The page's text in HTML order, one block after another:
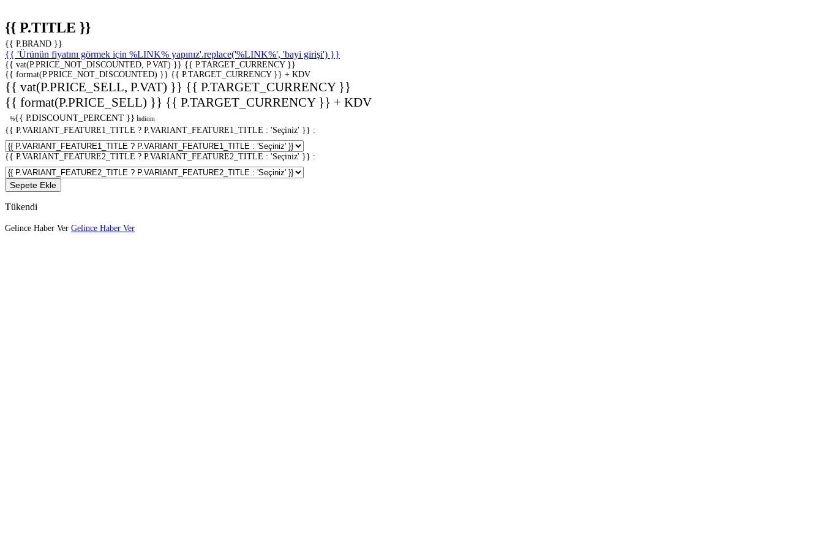
{{ P.TITLE }}
{{ P.BRAND }}
{{ 'Ürünün fiyatını görmek için %LINK% yapınız'.replace('%LINK%', 'bayi girişi') }}
{{ vat(P.PRICE_NOT_DISCOUNTED, P.VAT) }} {{ P.TARGET_CURRENCY }}
{{ format(P.PRICE_NOT_DISCOUNTED) }} {{ P.TARGET_CURRENCY }} + KDV
{{ vat(P.PRICE_SELL, P.VAT) }} {{ P.TARGET_CURRENCY }}
{{ format(P.PRICE_SELL) }} {{ P.TARGET_CURRENCY }} + KDV
%{{ P.DISCOUNT_PERCENT }} İndirim
{{ P.VARIANT_FEATURE1_TITLE ? P.VARIANT_FEATURE1_TITLE : 'Seçiniz' }} :
{{ P.VARIANT_FEATURE2_TITLE ? P.VARIANT_FEATURE2_TITLE : 'Seçiniz' }} :
Sepete Ekle
Tükendi
Gelince Haber Ver Gelince Haber Ver